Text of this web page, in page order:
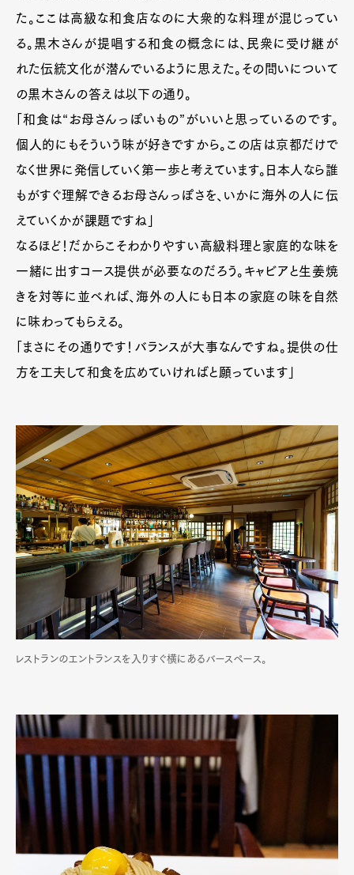
た。ここは高級な和食店なのに大衆的な料理が混じってい
る。黒木さんが提唱する和食の概念には、民衆に受け継が
れた伝統文化が潜んでいるように思えた。その問いについて
の黒木さんの答えは以下の通り。
「和食は“お母さんっぽいもの”がいいと思っているのです。
個人的にもそういう味が好きですから。この店は京都だけで
なく世界に発信していく第一歩と考えています。日本人なら誰
もがすぐ理解できるお母さんっぽさを、いかに海外の人に伝
えていくかが課題ですね」
なるほど！だからこそわかりやすい高級料理と家庭的な味を
一緒に出すコース提供が必要なのだろう。キャビアと生姜焼
きを対等に並べれば、海外の人にも日本の家庭の味を自然
に味わってもらえる。
「まさにその通りです！バランスが大事なんですね。提供の仕
方を工夫して和食を広めていければと願っています」
レストランのエントランスを入りすぐ横にあるバースペース。